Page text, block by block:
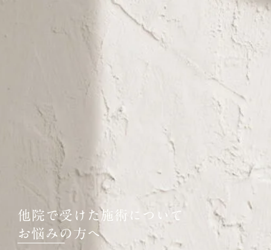
他院で受けた施術について
お悩みの方へ